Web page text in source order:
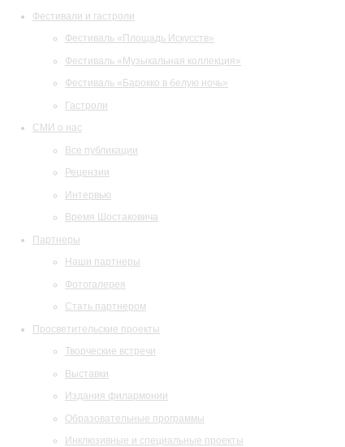
Фестивали и гастроли
Фестиваль «Площадь Искусств»
Фестиваль «Музыкальная коллекция»
Фестиваль «Барокко в белую ночь»
Гастроли
СМИ о нас
Все публикации
Рецензии
Интервью
Время Шостаковича
Партнеры
Наши партнеры
Фотогалерея
Стать партнером
Просветительские проекты
Творческие встречи
Выставки
Издания филармонии
Образовательные программы
Инклюзивные и специальные проекты